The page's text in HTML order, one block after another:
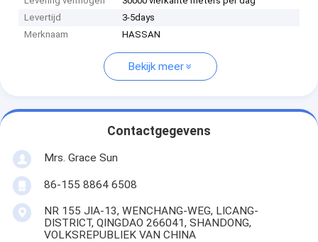
Levertijd
3-5days
Merknaam
HASSAN
Bekijk meer
Contactgegevens
Mrs. Grace Sun
86-155 8864 6508
NR 155 JIA-13, WENCHANG-WEG, LICANG-
DISTRICT, QINGDAO 266041, SHANDONG,
VOLKSREPUBLIEK VAN CHINA